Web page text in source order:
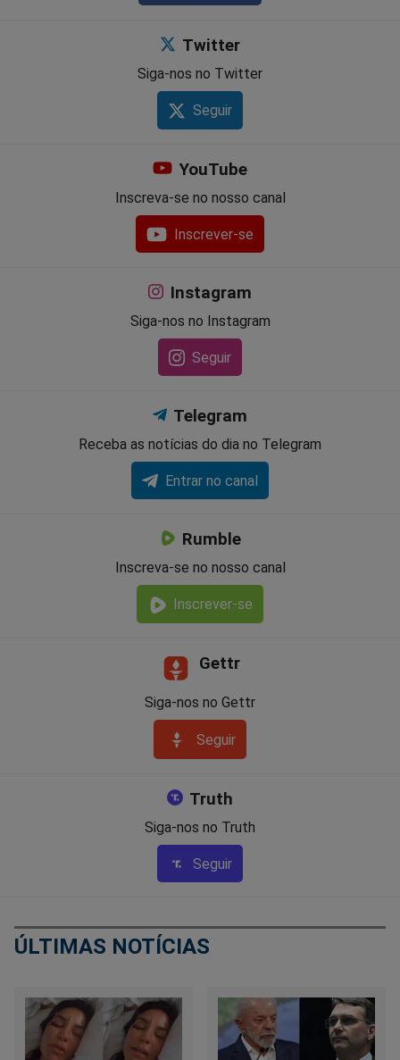
Twitter
Siga-nos no Twitter
Seguir
YouTube
Inscreva-se no nosso canal
Inscrever-se
Instagram
Siga-nos no Instagram
Seguir
Telegram
Receba as notícias do dia no Telegram
Entrar no canal
Rumble
Inscreva-se no nosso canal
Inscrever-se
Gettr
Siga-nos no Gettr
Seguir
Truth
Siga-nos no Truth
Seguir
ÚLTIMAS NOTÍCIAS